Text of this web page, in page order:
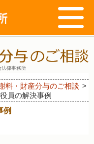
法律事務所
料・財産分与のご相談 >
員の解決事例
例